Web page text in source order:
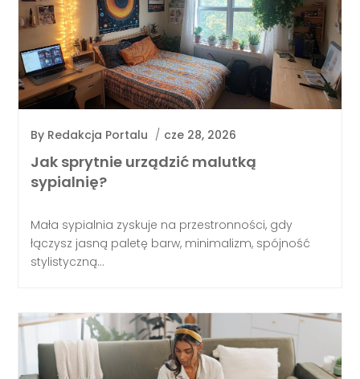
By Redakcja Portalu / cze 28, 2026
Jak sprytnie urządzić malutką
sypialnię?
Mała sypialnia zyskuje na przestronności, gdy
łączysz jasną paletę barw, minimalizm, spójność
stylistyczną...